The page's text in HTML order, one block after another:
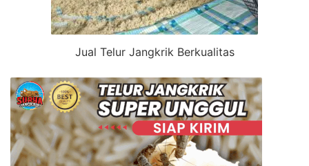
Jual Telur Jangkrik Berkualitas